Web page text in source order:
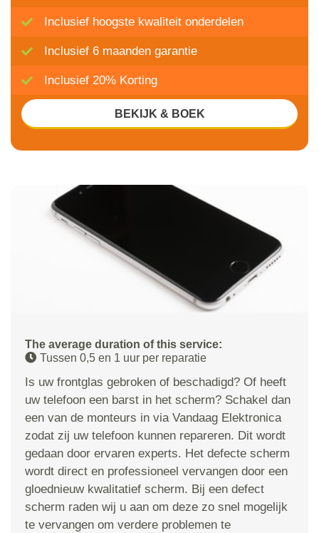
The average duration of this service:
Tussen 0,5 en 1 uur per reparatie
Is uw frontglas gebroken of beschadigd? Of heeft
uw telefoon een barst in het scherm? Schakel dan
een van de monteurs in via Vandaag Elektronica
zodat zij uw telefoon kunnen repareren. Dit wordt
gedaan door ervaren experts. Het defecte scherm
wordt direct en professioneel vervangen door een
gloednieuw kwalitatief scherm. Bij een defect
scherm raden wij u aan om deze zo snel mogelijk
te vervangen om verdere problemen te
Inclusief hoogste kwaliteit onderdelen
Inclusief 6 maanden garantie
Inclusief 20% Korting
BEKIJK & BOEK